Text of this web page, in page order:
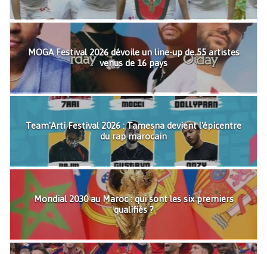
MOGA Festival 2026 dévoile un line-up de 55 artistes
venus de 16 pays
Team'Arti Festival 2026 : Tamesna devient l'épicentre
du rap marocain
Mondial 2030 au Maroc : qui sont les six premiers
qualifiés ?